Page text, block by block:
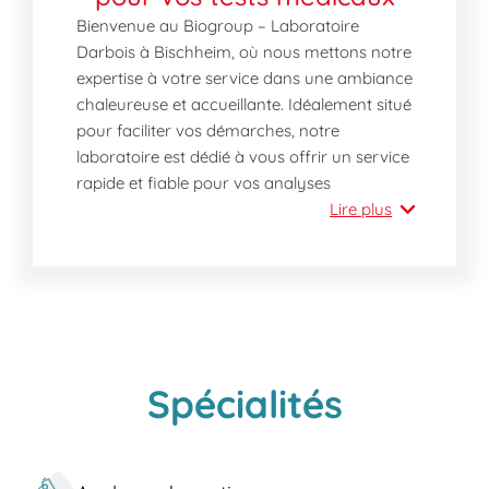
Bienvenue au Biogroup – Laboratoire
Darbois à Bischheim, où nous mettons notre
expertise à votre service dans une ambiance
chaleureuse et accueillante. Idéalement situé
pour faciliter vos démarches, notre
laboratoire est dédié à vous offrir un service
rapide et fiable pour vos analyses
équipe compétente, nous garantissons des
résultats précis et rapides. Notre localisation
Lire plus
Spécialités